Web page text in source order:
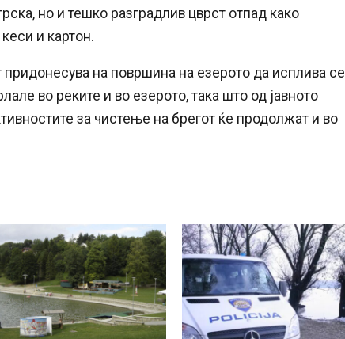
но и тешко разградлив цврст отпад како
и картон.
на површина на езерото да исплива се
во реките и во езерото, така што од јавното
за чистење на брегот ќе продолжат и во